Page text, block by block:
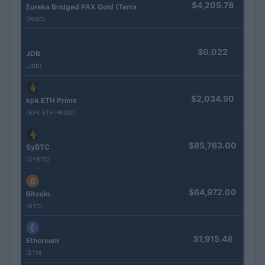
Eureka Bridged PAX Gold (Terra
(PAXG)
$4,205.78
JDB
(JDB)
$0.022
kpk ETH Prime
(KPK ETH PRIME)
$2,034.90
SyBTC
(SYBTC)
$85,763.00
Bitcoin
(BTC)
$64,972.00
Ethereum
(ETH)
$1,915.48